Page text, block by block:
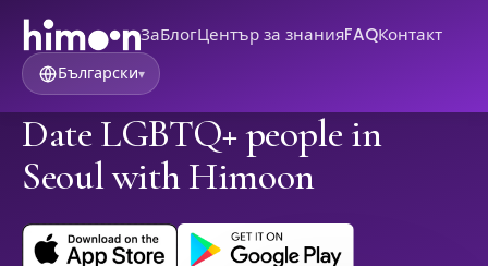
ЗаБлогЦентър за знанияFAQКонтакт
Български▾
Date LGBTQ+ people in
Seoul with Himoon